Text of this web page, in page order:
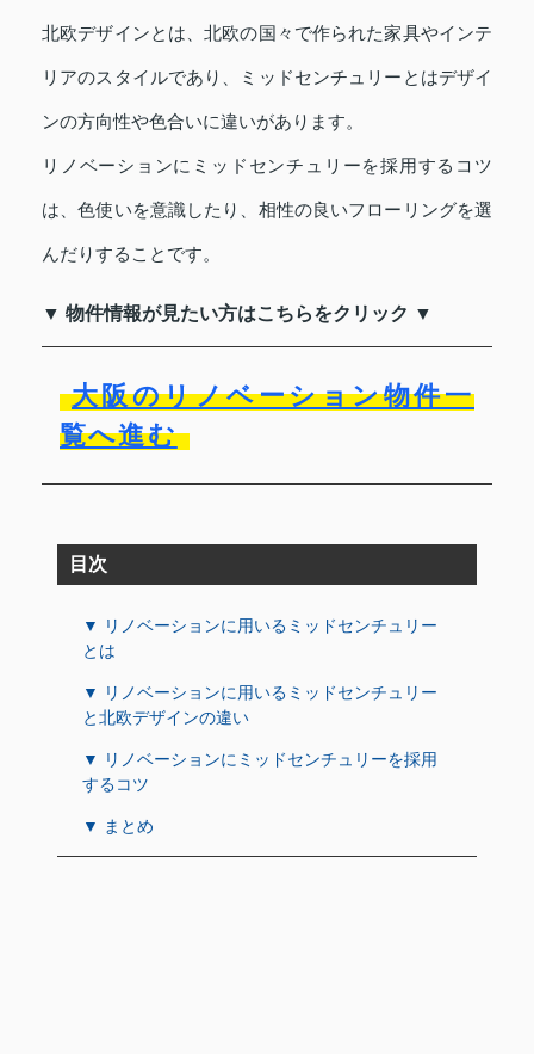
北欧デザインとは、北欧の国々で作られた家具やインテ
リアのスタイルであり、ミッドセンチュリーとはデザイ
ンの方向性や色合いに違いがあります。
リノベーションにミッドセンチュリーを採用するコツ
は、色使いを意識したり、相性の良いフローリングを選
んだりすることです。
▼ 物件情報が見たい方はこちらをクリック ▼
大阪のリノベーション物件一
覧へ進む
目次
▼ リノベーションに用いるミッドセンチュリー
とは
▼ リノベーションに用いるミッドセンチュリー
と北欧デザインの違い
▼ リノベーションにミッドセンチュリーを採用
するコツ
▼ まとめ